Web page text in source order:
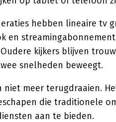
hebben lineaire tv
en
kijkers blijven
snelheden beweegt.
niet meer terugdraaien.
die traditionele
aan te bieden.